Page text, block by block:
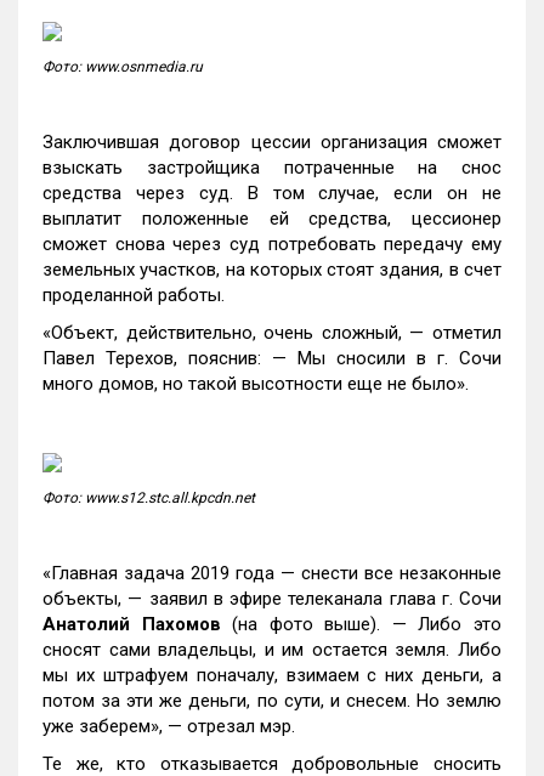
Фото: www.osnmedia.ru
Заключившая договор цессии организация сможет
взыскать застройщика потраченные на снос
средства через суд. В том случае, если он не
выплатит положенные ей средства, цессионер
сможет снова через суд потребовать передачу ему
земельных участков, на которых стоят здания, в счет
проделанной работы.
«Объект, действительно, очень сложный, — отметил
Павел Терехов, пояснив: — Мы сносили в г. Сочи
много домов, но такой высотности еще не было».
Фото: www.s12.stc.all.kpcdn.net
«Главная задача 2019 года — снести все незаконные
объекты, — заявил в эфире телеканала глава г. Сочи
Анатолий Пахомов(на фото выше). — Либо это
сносят сами владельцы, и им остается земля. Либо
мы их штрафуем поначалу, взимаем с них деньги, а
потом за эти же деньги, по сути, и снесем. Но землю
уже заберем», — отрезал мэр.
Те же, кто отказывается добровольные сносить